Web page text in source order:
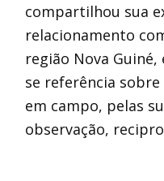
compartilhou sua
relacionamento
região Nova
se referência
em campo, pelas
observação,